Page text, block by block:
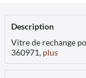
Description
Vitre de rechange
360971, plus